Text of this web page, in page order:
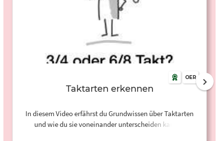
OER
Taktarten erkennen
In diesem Video erfährst du Grundwissen über Taktarten
und wie du sie voneinander unterscheiden kannst.